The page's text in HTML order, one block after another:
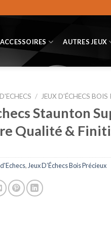
ACCESSOIRES AUTRES JEUX
/ JEUX D’ÉCHECS BOIS
Staunton
Qualité &
d'Echecs, Jeux D’Échecs Bois Précieux